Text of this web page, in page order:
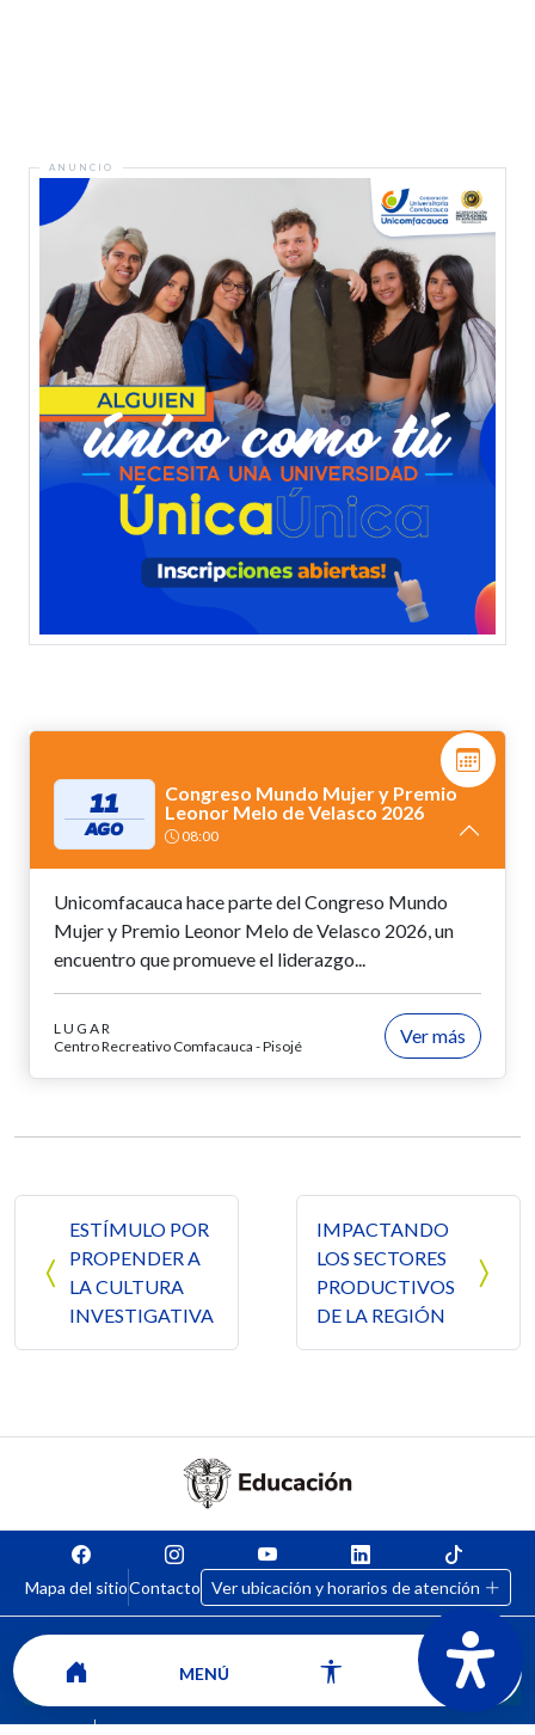
11
AGO
Congreso Mundo Mujer y Premio
Leonor Melo de Velasco 2026
08:00
Unicomfacauca hace parte del Congreso Mundo
Mujer y Premio Leonor Melo de Velasco 2026, un
encuentro que promueve el liderazgo...
LUGAR
Centro Recreativo Comfacauca - Pisojé
Ver más
Navegación de entradas
ESTÍMULO POR
PROPENDER A
LA CULTURA
INVESTIGATIVA
IMPACTANDO
LOS SECTORES
PRODUCTIVOS
DE LA REGIÓN
Mapa del sitioContacto Ver ubicación y horarios de atención
MENÚ